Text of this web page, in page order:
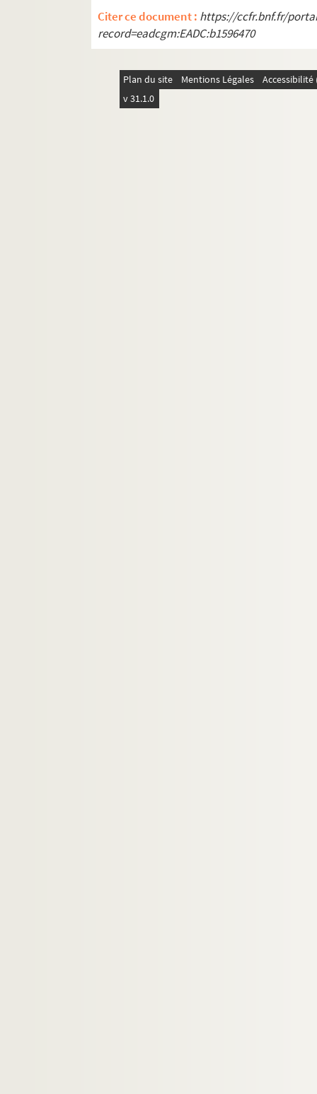
Citer ce document : https://ccfr.bnf.fr/
record=eadcgm:EADC:b1596470
Plan du site Mentions Légales
v 31.1.0